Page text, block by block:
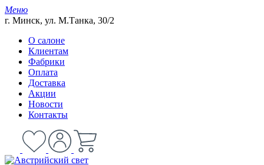
Меню
г. Минск, ул. М.Танка, 30/2
О салоне
Клиентам
Фабрики
Оплата
Доставка
Акции
Новости
Контакты